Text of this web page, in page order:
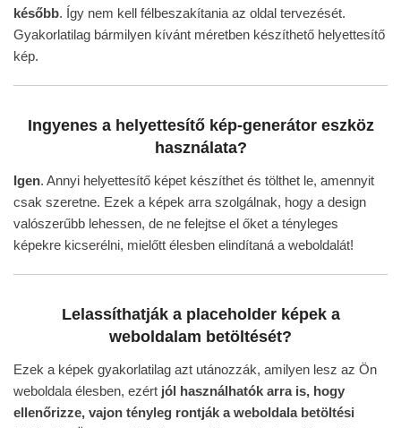
később. Így nem kell félbeszakítania az oldal tervezését.
Gyakorlatilag bármilyen kívánt méretben készíthető helyettesítő
kép.
Ingyenes a helyettesítő kép-generátor eszköz
használata?
Igen. Annyi helyettesítő képet készíthet és tölthet le, amennyit
csak szeretne. Ezek a képek arra szolgálnak, hogy a design
valószerűbb lehessen, de ne felejtse el őket a tényleges
képekre kicserélni, mielőtt élesben elindítaná a weboldalát!
Lelassíthatják a placeholder képek a
weboldalam betöltését?
Ezek a képek gyakorlatilag azt utánozzák, amilyen lesz az Ön
weboldala élesben, ezért jól használhatók arra is, hogy
ellenőrizze, vajon tényleg rontják a weboldala betöltési